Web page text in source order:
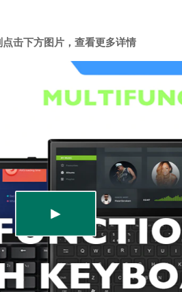
点击下方图片，查看更多详情